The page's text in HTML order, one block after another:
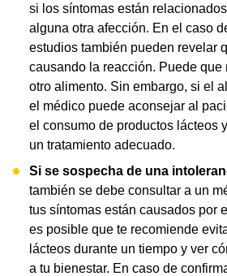
si los síntomas están
alguna otra afección. En el caso
estudios también pueden revelar
causando la reacción. Puede que
otro alimento. Sin embargo, si el
el médico puede aconsejar al
el consumo de productos lácteos
un tratamiento adecuado.
Si se sospecha de una
también se debe consultar a un
tus síntomas están causados por
es posible que te recomiende
lácteos durante un tiempo y ver
a tu bienestar. En caso de